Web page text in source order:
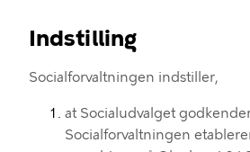
Indstilling
Socialforvaltningen indstiller,
at Socialudvalget
Social forvaltningen